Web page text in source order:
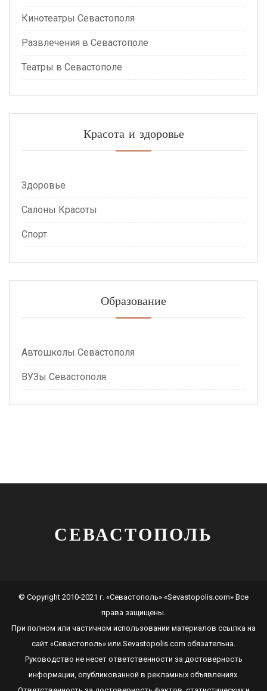
Кинотеатры Севастополя
Развлечения в Севастополе
Театры в Севастополе
Красота и здоровье
Здоровье
Салоны Красоты
Спорт
Образование
Автошколы Севастополя
ВУЗы Севастополя
СЕВАСТОПОЛЬ
© Copyright 2010-2021 г. «Севастополь» «Sevastopolis.com» Все
права защищены.
При полном или частичном использовании материалов ссылка на
сайт «Севастополь» или Sevastopolis.com обязательна.
Руководство не несет ответственности за достоверность
информации, опубликованной в рекламных объявлениях.